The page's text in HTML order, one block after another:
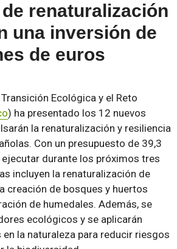
renaturalización
una inversión de
de euros
Ecológica y el Reto
) ha presentado los 12 nuevos
la renaturalización y resiliencia
Con un presupuesto de 39,3
durante los próximos tres
incluyen la renaturalización de
creación de bosques y huertos
de humedales. Además, se
ecológicos y se aplicarán
la naturaleza para reducir riesgos